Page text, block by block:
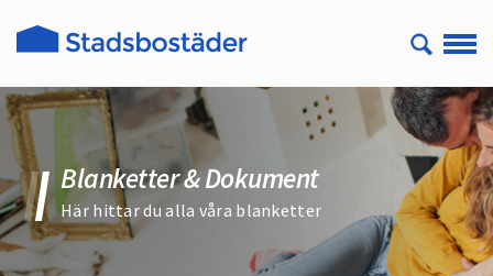
Blanketter & Dokument
Här hittar du alla våra blanketter